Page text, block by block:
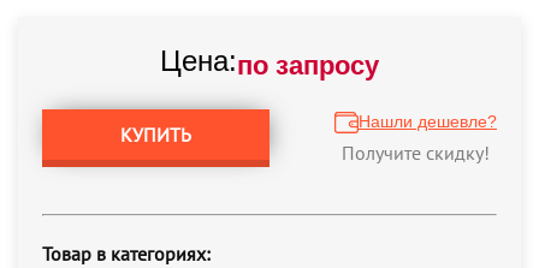
Цена:по запросу
КУПИТЬ
Нашли дешевле?
Получите скидку!
Товар в категориях: